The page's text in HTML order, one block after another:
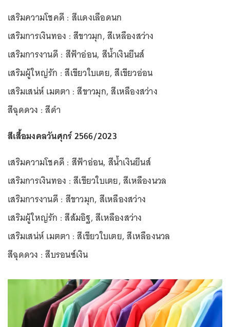
เสริมความโชคดี : สีแดงเลือดนก
เสริมการเงินทอง : สีขาวมุก, สีเหลืองสว่าง
เสริมการงานดี : สีฟ้าอ่อน, สีน้ำเงินยีนส์
เสริมผู้ใหญ่รัก : สีเขียวใบเตย, สีเขียวอ่อน
เสริมเสน่ห์ เมตตา : สีขาวมุก, สีเหลืองสว่าง
สีฉุดดวง : สีดำ
สีเสื้อมงคลวันศุกร์ 2566/2023
เสริมความโชคดี : สีฟ้าอ่อน, สีน้ำเงินยีนส์
เสริมการเงินทอง : สีเขียวใบเตย, สีเหลืองนวล
เสริมการงานดี : สีขาวมุก, สีเหลืองสว่าง
เสริมผู้ใหญ่รัก : สีส้มอิฐ, สีเหลืองสว่าง
เสริมเสน่ห์ เมตตา : สีเขียวใบเตย, สีเหลืองนวล
สีฉุดดวง : สีบรอนซ์เงิน